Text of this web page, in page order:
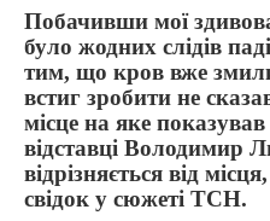
Побачивши мої
було жодних слідів
тим, що кров вже
встиг зробити не
місце на яке
відставці Володимир
відрізняється від
свідок у сюжеті ТСН.